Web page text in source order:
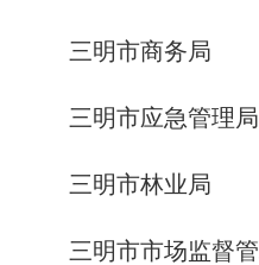
三明市商务局
三明市应急管理局
三明市林业局
三明市市场监督